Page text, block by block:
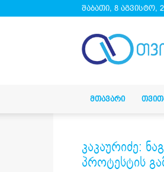
შაბათი, 8 აგვისტო,
ᲛᲗᲐᲕᲐᲠᲘ
კაკაურიძე:
პროტესტის